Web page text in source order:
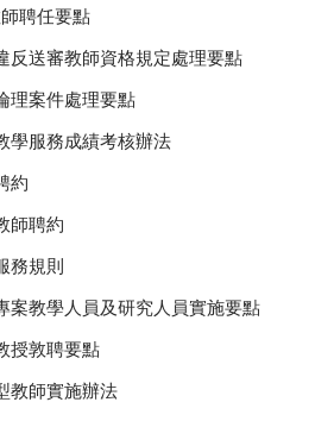
聘任要點
反送審教師資格規定處理要點
理案件處理要點
學服務成績考核辦法
約
師聘約
務規則
案教學人員及研究人員實施要點
授敦聘要點
教師實施辦法